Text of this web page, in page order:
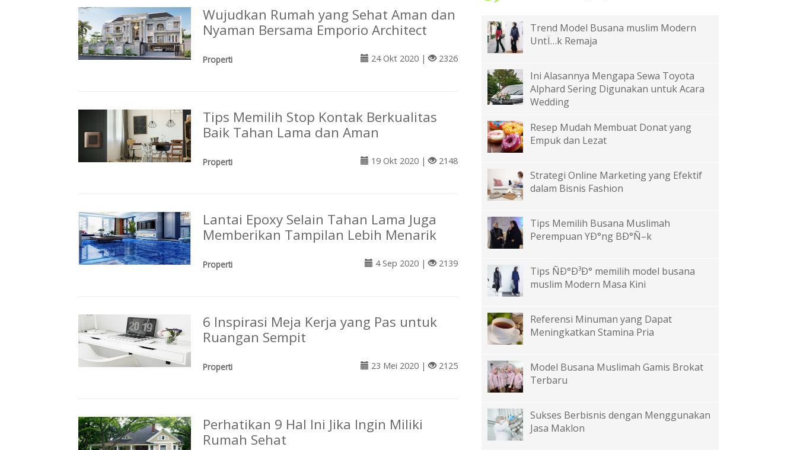
Wujudkan Rumah yang Sehat Aman dan
Nyaman Bersama Emporio Architect
Properti 24 Okt 2020 | 2326
Tips Memilih Stop Kontak Berkualitas
Baik Tahan Lama dan Aman
Properti 19 Okt 2020 | 2148
Lantai Epoxy Selain Tahan Lama Juga
Memberikan Tampilan Lebih Menarik
Properti 4 Sep 2020 | 2139
6 Inspirasi Meja Kerja yang Pas untuk
Ruangan Sempit
Properti 23 Mei 2020 | 2125
Perhatikan 9 Hal Ini Jika Ingin Miliki
Rumah Sehat
Trend Model Busana muslim Modern
UntÏ…k Remaja
Ini Alasannya Mengapa Sewa Toyota
Alphard Sering Digunakan untuk Acara
Wedding
Resep Mudah Membuat Donat yang
Empuk dan Lezat
Strategi Online Marketing yang Efektif
dalam Bisnis Fashion
Tips Memilih Busana Muslimah
Perempuan YÐ°ng BÐ°Ñ–k
Tips ÑÐ°Ð³Ð° memilih model busana
muslim Modern Masa Kini
Referensi Minuman yang Dapat
Meningkatkan Stamina Pria
Model Busana Muslimah Gamis Brokat
Terbaru
Sukses Berbisnis dengan Menggunakan
Jasa Maklon